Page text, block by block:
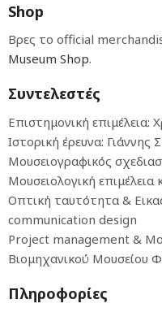
Shop
Βρες το official
Museum Shop.
Συντελεστές
Επιστημονική επιμέλεια:
Ιστορική έρευνα: Γιάννης
Μουσειογραφικός
Μουσειολογική επιμέλεια
Οπτική ταυτότητα &
communication design
Project management &
Βιομηχανικού Μουσείου
Πληροφορίες